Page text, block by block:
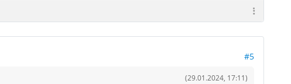
#5
(29.01.2024, 17:11)